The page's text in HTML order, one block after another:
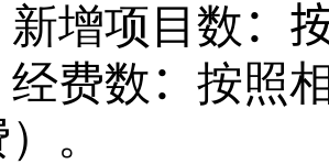
新增项目数：
经费数：按照
。